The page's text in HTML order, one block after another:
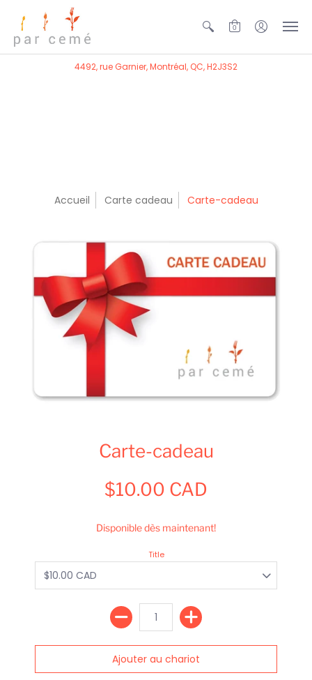
0
4492, rue Garnier, Montréal, QC, H2J3S2
Accueil Carte cadeau Carte-cadeau
Carte-cadeau
$10.00 CAD
Disponible dès maintenant!
Title